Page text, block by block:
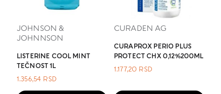
JOHNSON &
JOHNNSON
LISTERINE COOL MINT
TEČNOST 1L
1.356,54 RSD
CURADEN AG
CURAPROX PERIO PLUS
PROTECT CHX 0,12%200ML
1.177,20 RSD